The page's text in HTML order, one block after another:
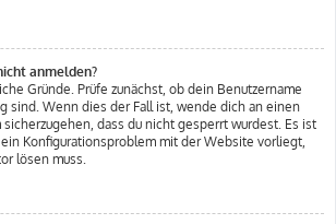
anmelden?
Gründe. Prüfe zunächst, ob dein Benutzername
sind. Wenn dies der Fall ist, wende dich an einen
sicherzugehen, dass du nicht gesperrt wurdest. Es ist
Konfigurationsproblem mit der Website vorliegt,
lösen muss.